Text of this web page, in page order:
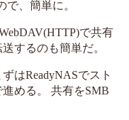
、簡単に。
で共有
するのも簡単だ。
はReadyNASでスト
める。 共有をSMB